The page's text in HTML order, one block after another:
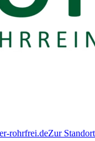
rohrfrei.deZur